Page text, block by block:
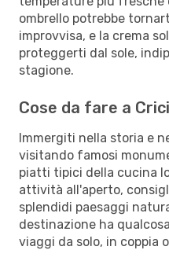
ombrello potrebbe
improvvisa, e la crema
proteggerti dal sole,
stagione.
Cose da fare a
Immergiti nella storia e
visitando famosi
piatti tipici della cucina
attività all'aperto,
splendidi paesaggi
destinazione ha
viaggi da solo, in coppia